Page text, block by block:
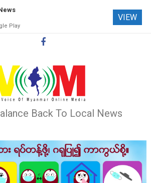
Back To Local News
Play
VIEW